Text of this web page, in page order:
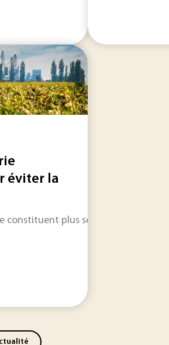
feront l'actualité industrielle dans
éviter la
constituent plus seulement une